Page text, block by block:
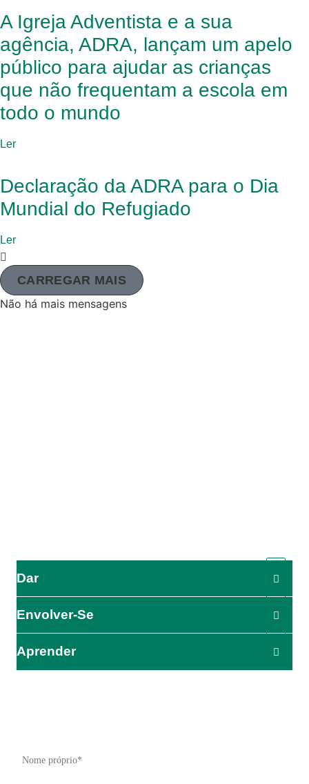
A Igreja Adventista e a sua
agência, ADRA, lançam um apelo
público para ajudar as crianças
que não frequentam a escola em
todo o mundo
Ler
Declaração da ADRA para o Dia
Mundial do Refugiado
Ler
CARREGAR MAIS
Não há mais mensagens
Dar
Envolver-Se
Aprender